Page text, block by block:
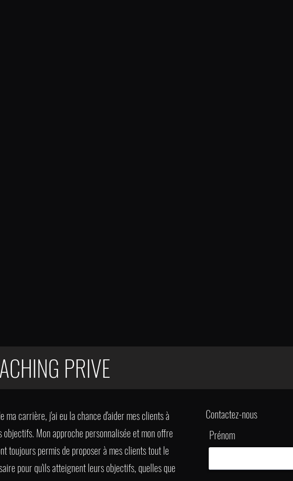
PRIVE
ma carrière, j'ai eu la chance d'aider mes clients à
Mon approche personnalisée et mon offre
toujours permis de proposer à mes clients tout le
pour qu'ils atteignent leurs objectifs, quelles que
Contactez-nous
Prénom